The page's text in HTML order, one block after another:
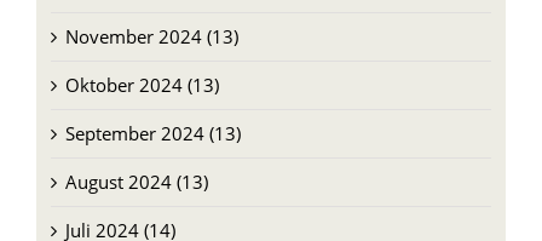
November 2024 (13)
Oktober 2024 (13)
September 2024 (13)
August 2024 (13)
Juli 2024 (14)